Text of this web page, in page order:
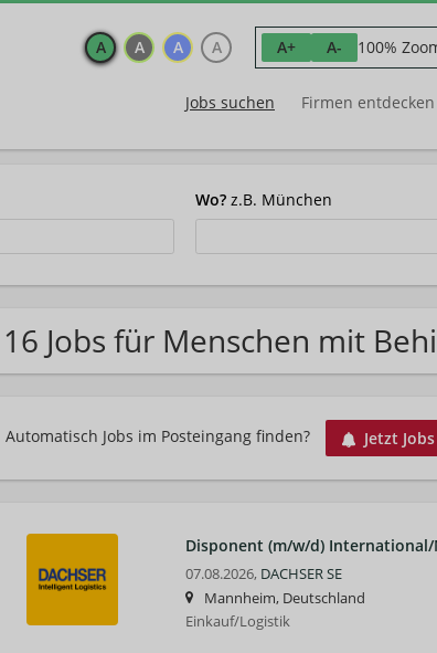
A A A A A+ A- 100%
Jobs suchen Firmen entdecken
Wo? z.B. München
16 Jobs für Menschen mit
Automatisch Jobs im Posteingang finden? Jetzt
Disponent (m/w/d)
07.08.2026, DACHSER SE
Mannheim, Deutschland
Einkauf/Logistik